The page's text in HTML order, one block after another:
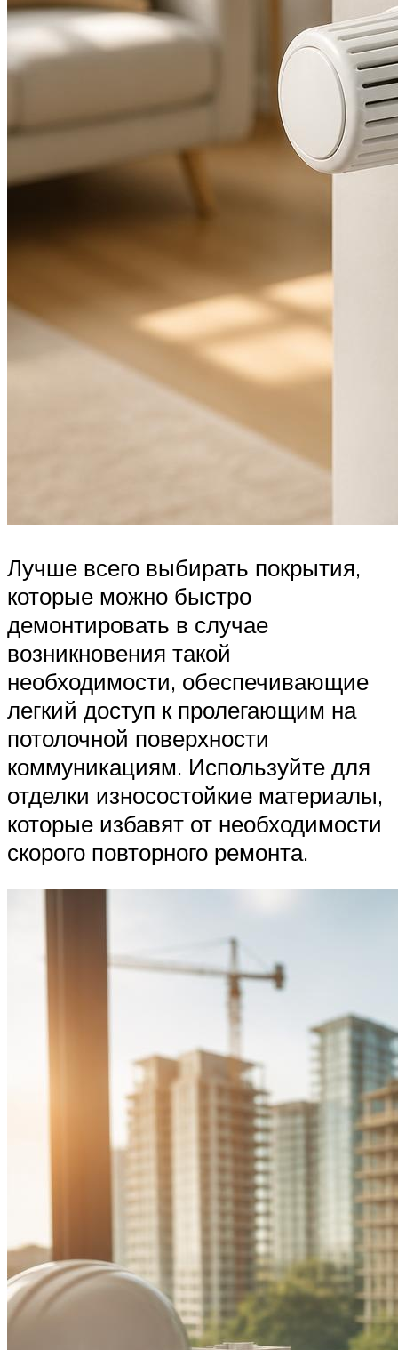
Лучше всего выбирать покрытия,
которые можно быстро
демонтировать в случае
возникновения такой
необходимости, обеспечивающие
легкий доступ к пролегающим на
потолочной поверхности
коммуникациям. Используйте для
отделки износостойкие материалы,
которые избавят от необходимости
скорого повторного ремонта.